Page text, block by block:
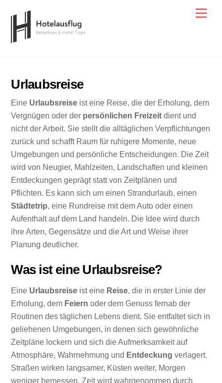
content
Urlaubsreise
Eine Urlaubsreise ist eine Reise, die der Erholung, dem
Vergnügen oder der persönlichen Freizeit dient und
nicht der Arbeit. Sie stellt die alltäglichen Verpflichtungen
zurück und schafft Raum für ruhigere Momente, neue
Umgebungen und persönliche Entscheidungen. Die Zeit
wird von Neugier, Mahlzeiten, Landschaften und kleinen
Entdeckungen geprägt statt von Zeitplänen und
Pflichten. Es kann sich um einen Strandurlaub, einen
Städtetrip, eine Rundreise mit dem Auto oder einen
Aufenthalt auf dem Land handeln. Die Idee wird durch
ihre Arten, Gegensätze und die Art und Weise ihrer
Planung deutlicher.
Was ist eine Urlaubsreise?
Eine Urlaubsreise ist eine Reise, die in erster Linie der
Erholung, dem Feiern oder dem Genuss fernab der
Routinen des täglichen Lebens dient. Sie entfaltet sich in
geliehenen Umgebungen, in denen sich gewöhnliche
Zeitpläne lockern und sich die Aufmerksamkeit auf
Atmosphäre, Wahrnehmung und Entdeckung verlagert.
Straßen wirken langsamer, Küsten weiter, Morgen
weniger bemessen. Zeit wird wahrgenommen durch